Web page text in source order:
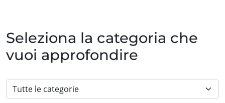
Seleziona la categoria che
vuoi approfondire